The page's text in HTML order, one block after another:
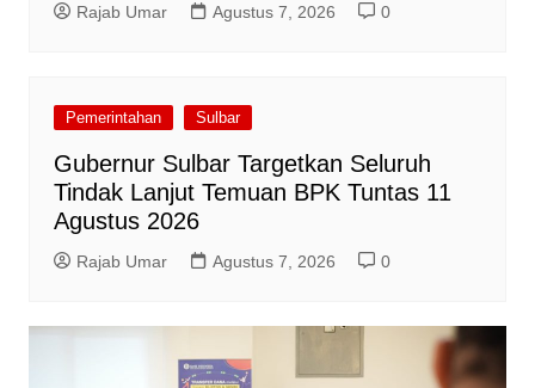
Rajab Umar Agustus 7, 2026 0
Pemerintahan Sulbar
Gubernur Sulbar Targetkan Seluruh
Tindak Lanjut Temuan BPK Tuntas 11
Agustus 2026
Rajab Umar Agustus 7, 2026 0